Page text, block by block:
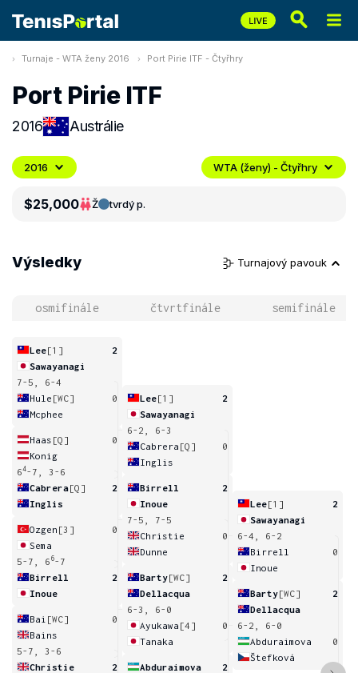
Turnaje - WTA ženy 2016 Port Pirie ITF - Čtyřhry
Port Pirie ITF
2016 Austrálie
2016 WTA (ženy) - Čtyřhry
$25,000 Ž tvrdý p.
Výsledky Turnajový pavouk
osmifinále čtvrtfinále semifinále
Lee[1]
2
Sawayanagi
7-5, 6-4
Hule [WC]
0
Mcphee
Haas [Q]
0
Konig
64-7, 3-6
Cabrera[Q]
2
Inglis
Ozgen [3]
0
Sema
5-7, 6 6-7
Birrell
2
Inoue
Bai [WC]
0
Bains
5-7, 3-6
Christie
2
Lee[1]
2
Sawayanagi
6-2, 6-3
Cabrera [Q]
0
Inglis
Birrell
2
Inoue
7-5, 7-5
Christie
0
Dunne
Barty[WC]
2
Dellacqua
6-3, 6-0
Ayukawa [4]
0
Tanaka
Abduraimova
2
Lee[1]
2
Sawayanagi
6-4, 6-2
Birrell
0
Inoue
Barty[WC]
2
Dellacqua
6-2, 6-0
Abduraimova
0
Štefková